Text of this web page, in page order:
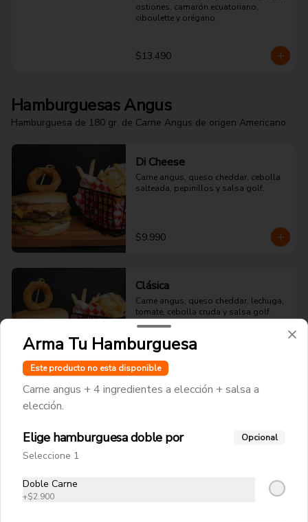
ostiones, camarón ecuatoriano,
ciboulette y orégano.
$13.490
Hamburguesas Angus
Hamburguesa de 180 gr. de Carne Angus de origen Americano
Di Cheese
Carne angus, queso cheddar, cebolla
salteada, pepinillos y salsa golf.
$9.990
Clásica
Carne angus, queso cheddar, lechuga,
tomate, cebolla cruda y salsa golf.
$9.990
mayonesa kraft.
Arma Tu Hamburguesa
Este producto no esta disponible
Carne angus + 4 ingredientes a elección + salsa a
elección.
Elige hamburguesa doble por Opcional
Seleccione 1
Doble Carne
+$2.900